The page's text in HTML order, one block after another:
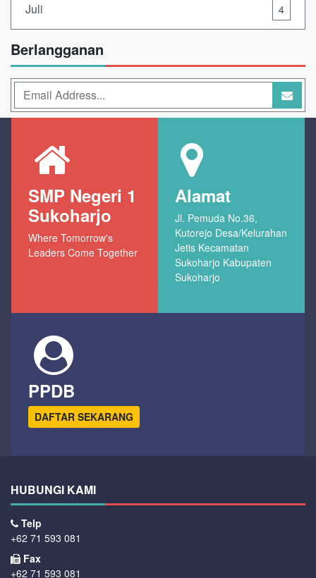
Juli 4
Berlangganan
SMP Negeri 1
Sukoharjo
Where Tomorrow's
Leaders Come Together
Alamat
Jl. Pemuda No.36,
Kutorejo Desa/Kelurahan
Jetis Kecamatan
Sukoharjo Kabupaten
Sukoharjo
PPDB
DAFTAR SEKARANG
HUBUNGI KAMI
Telp
+62 71 593 081
Fax
+62 71 593 081